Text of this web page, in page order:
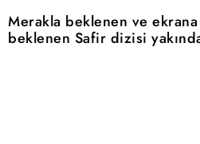
Merakla beklenen ve ekrana
beklenen Safir dizisi